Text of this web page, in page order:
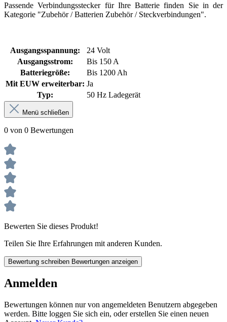
Passende Verbindungsstecker für Ihre Batterie finden Sie in der
Kategorie "Zubehör / Batterien Zubehör / Steckverbindungen".
Ausgangsspannung:
24 Volt
Ausgangsstrom:
Bis 150 A
Batteriegröße:
Bis 1200 Ah
Mit EUW erweiterbar: Ja
Typ:
50 Hz Ladegerät
Menü schließen
0 von 0 Bewertungen
Bewerten Sie dieses Produkt!
Teilen Sie Ihre Erfahrungen mit anderen Kunden.
Bewertung schreiben Bewertungen anzeigen
Anmelden
Bewertungen können nur von angemeldeten Benutzern abgegeben
werden. Bitte loggen Sie sich ein, oder erstellen Sie einen neuen